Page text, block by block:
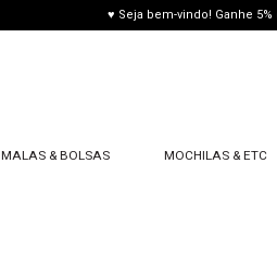
♥ Seja bem-vindo! Ganhe
MALAS & BOLSAS MOCHILAS & ETC